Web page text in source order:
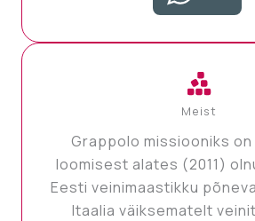
Meist
Grappolo missiooniks
loomisest alates (2011)
Eesti veinimaastikku
Itaalia väiksematelt